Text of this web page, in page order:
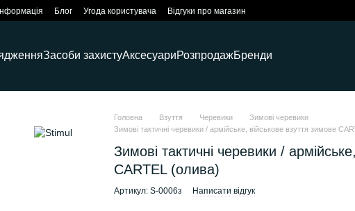
Блог Угода користувача Відгуки про магазин
Засоби захистуАксесуариРозпродажБренди
Головна Взуття Черевики
Зимові черевики
Зимові тактичні черевики / армійське, військове взуття зимове
Зимові тактичні черевики /
CARTEL (олива)
Артикул: S-0006з Написати відгук